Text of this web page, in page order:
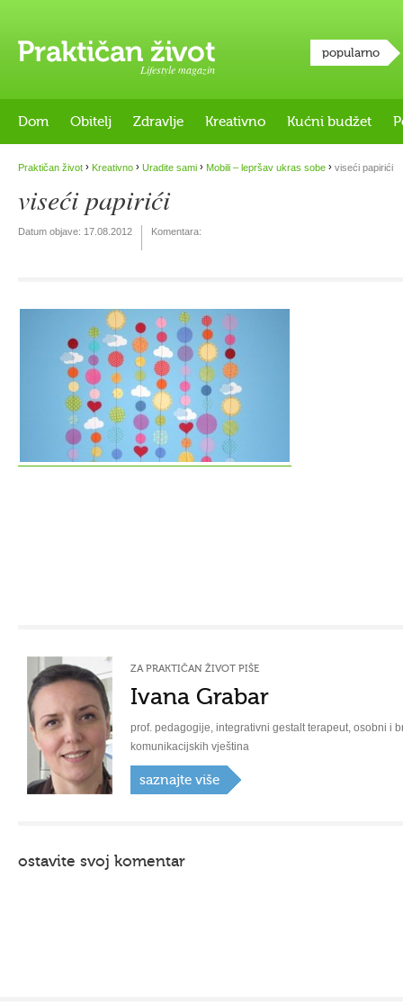
Lifestyle magazin
popularno
Dom Obitelj Zdravlje Kreativno Kućni budžet
Praktičan život › Kreativno › Uradite sami › Mobili – lepršav ukras sobe › viseći papirići
viseći papirići
Datum objave: 17.08.2012 Komentara:
ZA PRAKTIČAN ŽIVOT PIŠE
Ivana Grabar
prof. pedagogije, integrativni gestalt terapeut, osobni i
komunikacijskih vještina
saznajte više
ostavite svoj komentar